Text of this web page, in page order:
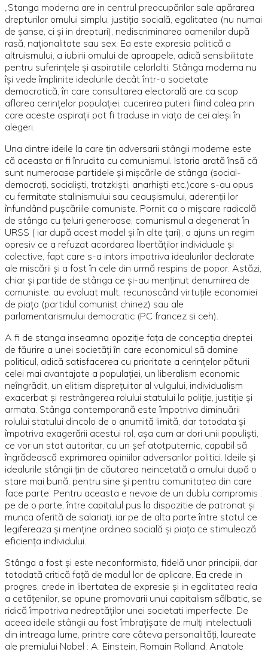
„Stanga moderna are in centrul preocupărilor sale apărarea
drepturilor omului simplu, justiţia socială, egalitatea (nu numai
de şanse, ci şi in drepturi), nediscriminarea oamenilor după
rasă, naţionalitate sau sex. Ea este expresia politică a
altruismului, a iubirii omului de aproapele, adică sensibilitate
pentru suferinţele şi aspiratiile celorlalti. Stânga moderna nu
îşi vede împlinite idealurile decât într-o societate
democratică, în care consultarea electorală are ca scop
aflarea cerinţelor populaţiei, cucerirea puterii fiind calea prin
care aceste aspiraţii pot fi traduse in viaţa de cei aleşi în
alegeri.
Una dintre ideile la care ţin adversarii stângii moderne este
că aceasta ar fi înrudita cu comunismul. Istoria arată însă că
sunt numeroase partidele şi mişcările de stânga (social-
democraţi, socialişti, trotzkişti, anarhişti etc.)care s-au opus
cu fermitate stalinismului sau ceauşismului, aderenţii lor
înfundând puşcăriile comuniste. Pornit ca o mişcare radicală
de stânga cu ţeluri generoase, comunismul a degenerat în
URSS ( iar după acest model şi în alte ţari), a ajuns un regim
opresiv ce a refuzat acordarea libertăţilor individuale şi
colective, fapt care s-a intors impotriva idealurilor declarate
ale miscării şi a fost în cele din urmă respins de popor. Astăzi,
chiar şi partide de stânga ce şi-au menţinut denumirea de
comuniste, au evoluat mult, recunoscând virtuţile economiei
de piaţa (partidul comunist chinez) sau ale
parlamentarismului democratic (PC francez si ceh).
A fi de stanga inseamna opoziţie faţa de concepţia dreptei
de făurire a unei societăţi în care economicul să domine
politicul, adică satisfacerea cu prioritate a cerinţelor păturii
celei mai avantajate a populaţiei, un liberalism economic
neîngrădit, un elitism dispreţuitor al vulgului, individualism
exacerbat şi restrângerea rolului statului la poliţie, justiţie şi
armata. Stânga contemporană este împotriva diminuării
rolului statului dincolo de o anumită limită, dar totodata şi
împotriva exagerării acestui rol, aşa cum ar dori unii populişti,
ce vor un stat autoritar, cu un şef atotputernic, capabil să
îngrădească exprimarea opiniilor adversarilor politici. Ideile şi
idealurile stângii ţin de căutarea neincetată a omului după o
stare mai bună, pentru sine şi pentru comunitatea din care
face parte. Pentru aceasta e nevoie de un dublu compromis :
pe de o parte, între capitalul pus la dispozitie de patronat şi
munca oferită de salariaţi, iar pe de alta parte între statul ce
legifereaza şi menţine ordinea socială şi piaţa ce stimulează
eficienţa individului.
Stânga a fost şi este neconformista, fidelă unor principii, dar
totodată critică faţă de modul lor de aplicare. Ea crede in
progres, crede in libertatea de expresie şi in egalitatea reala
a cetăţenilor, se opune promovarii unui capitalism sălbatic, se
ridică împotriva nedreptăţilor unei societati imperfecte. De
aceea ideile stângii au fost îmbraţişate de mulţi intelectuali
din intreaga lume, printre care câteva personalităţi, laureate
ale premiului Nobel : A. Einstein, Romain Rolland, Anatole